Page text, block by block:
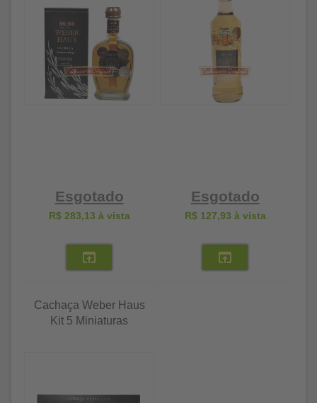
Esgotado
R$ 283,13 à vista
Esgotado
R$ 127,93 à vista
Cachaça Weber Haus
Kit 5 Miniaturas